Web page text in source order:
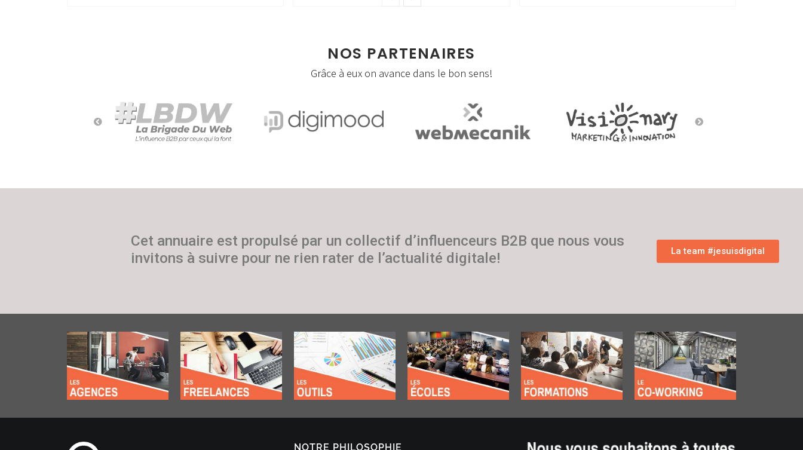
NOS PARTENAIRES
Grâce à eux on avance dans le bon sens!
Cet annuaire est propulsé par un collectif d’influenceurs B2B que nous vous
invitons à suivre pour ne rien rater de l’actualité digitale!
La team #jesuisdigital
NOTRE PHILOSOPHIE